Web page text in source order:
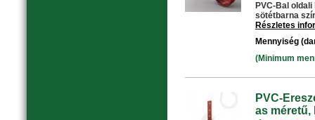
PVC-Bal
sötétbarna
Részletes
Mennyiség
(Minimum
PVC-
as méretű,